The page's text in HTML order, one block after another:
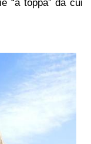
“a toppa” da cui